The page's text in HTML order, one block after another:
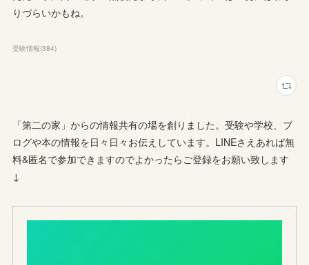
りづらいかもね。
受験情報(384)
「第二の家」からの情報共有の場を創りました。受験や学校、ブ
ログや本の情報を日々日々お伝えしています。LINEさえあれば無
料&匿名で参加できますのでよかったらご登録をお願い致します
↓